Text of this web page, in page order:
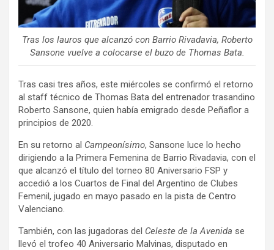
Tras los lauros que alcanzó con Barrio Rivadavia, Roberto
Sansone vuelve a colocarse el buzo de Thomas Bata.
Tras casi tres años, este miércoles se confirmó el retorno
al staff técnico de Thomas Bata del entrenador trasandino
Roberto Sansone, quien había emigrado desde Peñaflor a
principios de 2020.
En su retorno al Campeonísimo, Sansone luce lo hecho
dirigiendo a la Primera Femenina de Barrio Rivadavia, con el
que alcanzó el título del torneo 80 Aniversario FSP y
accedió a los Cuartos de Final del Argentino de Clubes
Femenil, jugado en mayo pasado en la pista de Centro
Valenciano.
También, con las jugadoras del Celeste de la Avenida se
llevó el trofeo 40 Aniversario Malvinas, disputado en